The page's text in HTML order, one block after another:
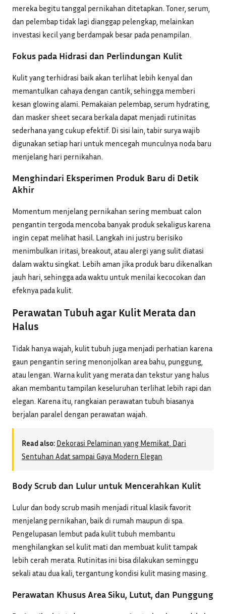
mereka begitu tanggal pernikahan ditetapkan. Toner, serum,
dan pelembap tidak lagi dianggap pelengkap, melainkan
investasi kecil yang berdampak besar pada penampilan.
Fokus pada Hidrasi dan Perlindungan Kulit
Kulit yang terhidrasi baik akan terlihat lebih kenyal dan
memantulkan cahaya dengan cantik, sehingga memberi
kesan glowing alami. Pemakaian pelembap, serum hydrating,
dan masker sheet secara berkala dapat menjadi rutinitas
sederhana yang cukup efektif. Di sisi lain, tabir surya wajib
digunakan setiap hari untuk mencegah munculnya noda baru
menjelang hari pernikahan.
Menghindari Eksperimen Produk Baru di Detik
Akhir
Momentum menjelang pernikahan sering membuat calon
pengantin tergoda mencoba banyak produk sekaligus karena
ingin cepat melihat hasil. Langkah ini justru berisiko
menimbulkan iritasi, breakout, atau alergi yang sulit diatasi
dalam waktu singkat. Lebih aman jika produk baru dikenalkan
jauh hari, sehingga ada waktu untuk menilai kecocokan dan
efeknya pada kulit.
Perawatan Tubuh agar Kulit Merata dan
Halus
Tidak hanya wajah, kulit tubuh juga menjadi perhatian karena
gaun pengantin sering menonjolkan area bahu, punggung,
atau lengan. Warna kulit yang merata dan tekstur yang halus
akan membantu tampilan keseluruhan terlihat lebih rapi dan
elegan. Karena itu, rangkaian perawatan tubuh biasanya
berjalan paralel dengan perawatan wajah.
Read also: Dekorasi Pelaminan yang Memikat, Dari
Sentuhan Adat sampai Gaya Modern Elegan
Body Scrub dan Lulur untuk Mencerahkan Kulit
Lulur dan body scrub masih menjadi ritual klasik favorit
menjelang pernikahan, baik di rumah maupun di spa.
Pengelupasan lembut pada kulit tubuh membantu
menghilangkan sel kulit mati dan membuat kulit tampak
lebih cerah merata. Rutinitas ini bisa dilakukan seminggu
sekali atau dua kali, tergantung kondisi kulit masing masing.
Perawatan Khusus Area Siku, Lutut, dan Punggung